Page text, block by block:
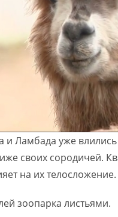
и Ламбада уже
своих сородичей.
на их телосложение.
зоопарка листьями.